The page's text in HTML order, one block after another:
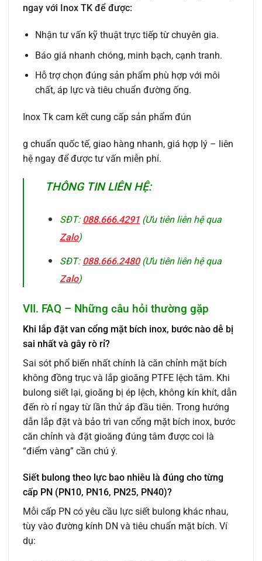
ngay với Inox TK để được:
Nhận tư vấn kỹ thuật trực tiếp từ chuyên gia.
Báo giá nhanh chóng, minh bạch, cạnh tranh.
Hỗ trợ chọn đúng sản phẩm phù hợp với môi
chất, áp lực và tiêu chuẩn đường ống.
Inox Tk cam kết cung cấp sản phẩm đún
g chuẩn quốc tế, giao hàng nhanh, giá hợp lý – liên
hệ ngay để được tư vấn miễn phí.
THÔNG TIN LIÊN HỆ:
SĐT: 088.666.4291(Ưu tiên liên hệ qua
Zalo)
SĐT: 088.666.2480(Ưu tiên liên hệ qua
Zalo)
VII. FAQ – Những câu hỏi thường gặp
Khi lắp đặt van cổng mặt bích inox, bước nào dễ bị
sai nhất và gây rò rỉ?
Sai sót phổ biến nhất chính là căn chỉnh mặt bích
không đồng trục và lắp gioăng PTFE lệch tâm. Khi
bulong siết lại, gioăng bị ép lệch, không kín khít, dẫn
đến rò rỉ ngay từ lần thử áp đầu tiên. Trong hướng
dẫn lắp đặt và bảo trì van cổng mặt bích inox, bước
căn chỉnh và đặt gioăng đúng tâm được coi là
“điểm vàng” cần chú ý.
Siết bulong theo lực bao nhiêu là đúng cho từng
cấp PN (PN10, PN16, PN25, PN40)?
Mỗi cấp PN có yêu cầu lực siết bulong khác nhau,
tùy vào đường kính DN và tiêu chuẩn mặt bích. Ví
dụ: